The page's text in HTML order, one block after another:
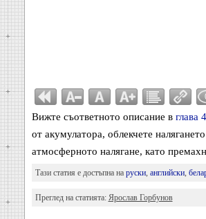
Вижте съответното описание в глава
от акумулатора, облекчете
атмосферното налягане, като
Тази статия е достъпна на руски, английски,
Преглед на статията: Ярослав Горбунов